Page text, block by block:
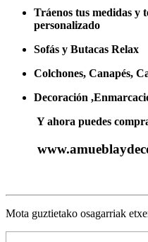
Tráenos tus medidas y
personalizado
Sofás y Butacas Relax
Colchones, Canapés,
Decoración
Y ahora puedes
Mota guztietako osagarriak